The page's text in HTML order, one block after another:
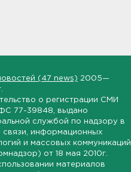
(47 news) 2005—
о регистрации СМИ
77-39848 , выдано
службой по надзору в
связи, информационных
и массовых коммуникаций
от 18 мая 2010г.
материалов